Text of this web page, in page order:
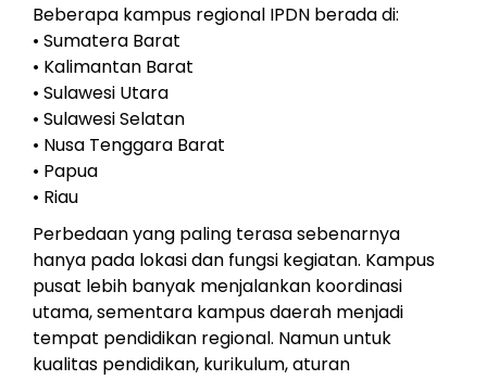
Beberapa kampus regional IPDN berada di:
• Sumatera Barat
• Kalimantan Barat
• Sulawesi Utara
• Sulawesi Selatan
• Nusa Tenggara Barat
• Papua
• Riau
Perbedaan yang paling terasa sebenarnya
hanya pada lokasi dan fungsi kegiatan. Kampus
pusat lebih banyak menjalankan koordinasi
utama, sementara kampus daerah menjadi
tempat pendidikan regional. Namun untuk
kualitas pendidikan, kurikulum, aturan